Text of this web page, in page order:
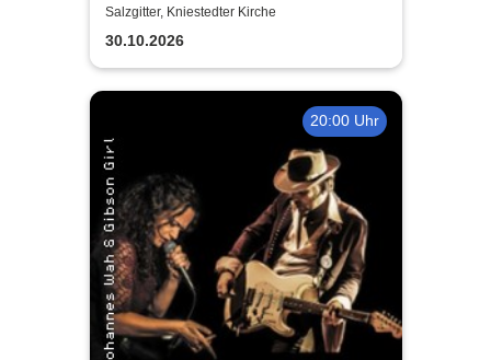
Fischer's Blues Support
Salzgitter, Kniestedter Kirche
30.10.2026
20:00 Uhr